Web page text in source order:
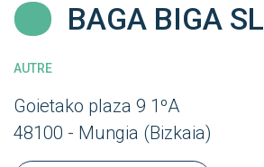
BAGA BIGA SL
AUTRE
Goietako plaza 9 1ºA
48100 - Mungia (Bizkaia)